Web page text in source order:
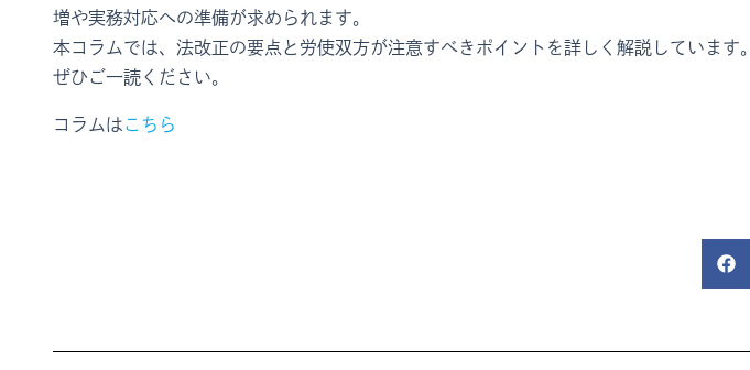
増や実務対応への準備が求められます。
本コラムでは、法改正の要点と労使双方が注意すべきポイントを詳しく解説しています。
ぜひご一読ください。
コラムはこちら